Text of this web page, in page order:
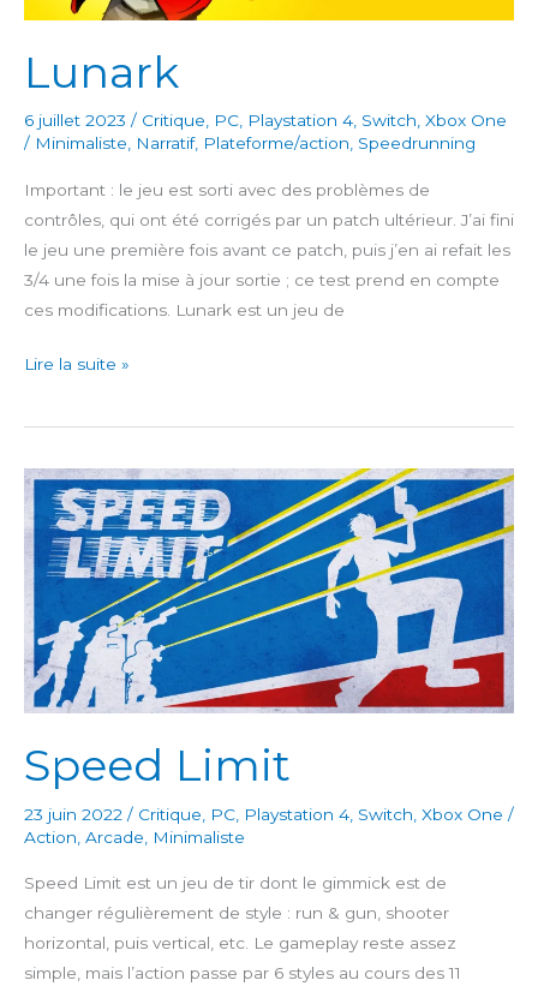
Lunark
6 juillet 2023 / Critique, PC, Playstation 4, Switch, Xbox One
/ Minimaliste, Narratif, Plateforme/action, Speedrunning
Important : le jeu est sorti avec des problèmes de
contrôles, qui ont été corrigés par un patch ultérieur. J’ai fini
le jeu une première fois avant ce patch, puis j’en ai refait les
3/4 une fois la mise à jour sortie ; ce test prend en compte
ces modifications. Lunark est un jeu de
Lunark
Lire la suite »
Speed Limit
23 juin 2022 / Critique PC Playstation 4 Switch Xbox One /
Action Arcade Minimaliste
Speed Limit est un jeu de tir dont le gimmick est de
changer régulièrement de style : run & gun, shooter
horizontal, puis vertical, etc. Le gameplay reste assez
simple, mais l’action passe par 6 styles au cours des 11